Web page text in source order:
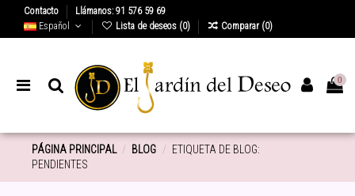
Contacto
Llámanos: 91 576 59 69
Español
Lista de deseos (0) Comparar (0)
0
PÁGINA PRINCIPAL BLOG
ETIQUETA DE BLOG:
PENDIENTES